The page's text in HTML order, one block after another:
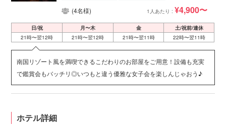
(4名様) 1人あたり : ¥4,900〜
日/祝 月〜木 金
土/祝前/連休
21時〜翌12時
21時〜翌12時 21時〜翌11時 22時〜翌11時
南国リゾート風を満喫できるこだわりのお部屋をご用意！設備も充実
で鑑賞会もバッチリ◎いつもと違う優雅な女子会を楽しんじゃおう♪
ホテル詳細